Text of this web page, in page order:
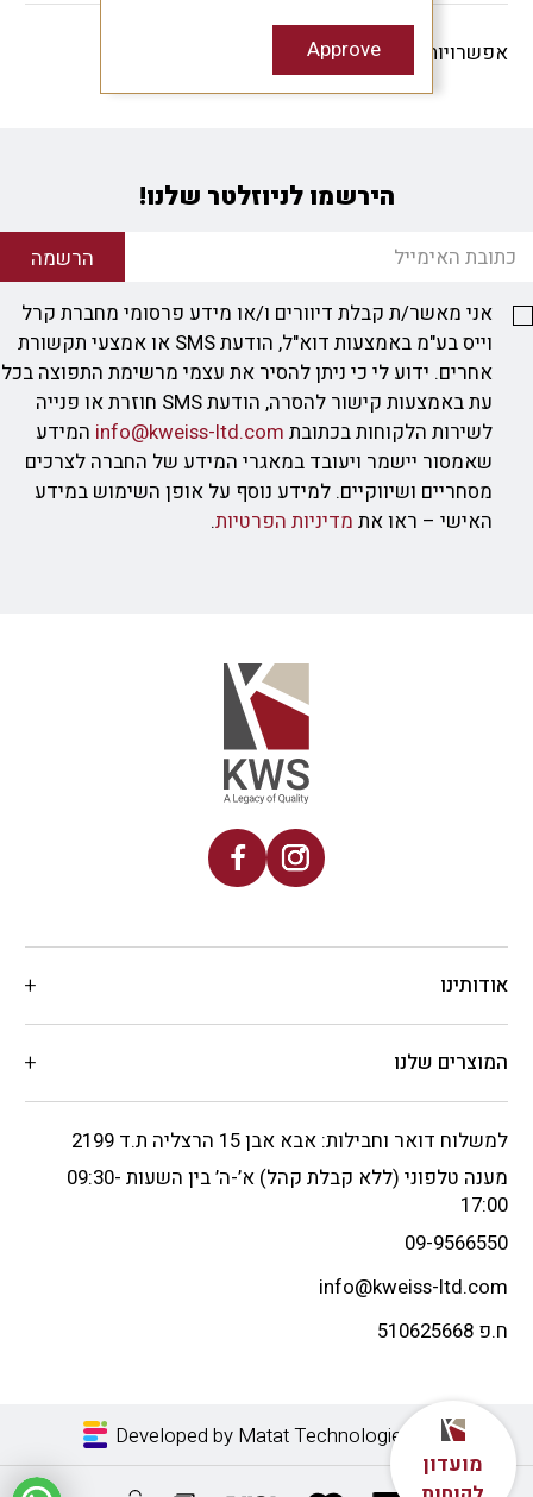
אפשרויות שיתוף -
הירשמו לניוזלטר שלנו!
הרשמה
אני מאשר/ת קבלת דיוורים ו/או מידע פרסומי מחברת קרל
וייס בע"מ באמצעות דוא"ל, הודעת SMS או אמצעי תקשורת
אחרים. ידוע לי כי ניתן להסיר את עצמי מרשימת התפוצה בכל
עת באמצעות קישור להסרה, הודעת SMS חוזרת או פנייה
לשירות הלקוחות בכתובת info@kweiss-ltd.com המידע
שאמסור יישמר ויעובד במאגרי המידע של החברה לצרכים
מסחריים ושיווקיים. למידע נוסף על אופן השימוש במידע
האישי – ראו את מדיניות הפרטיות.
אודותינו
המוצרים שלנו
למשלוח דואר וחבילות: אבא אבן 15 הרצליה ת.ד 2199
מענה טלפוני (ללא קבלת קהל) א’-ה’ בין השעות 09:30-
17:00
09-9566550
info@kweiss-ltd.com
ח.פ 510625668
Developed by Matat Technologies LTD
מועדון
Approve